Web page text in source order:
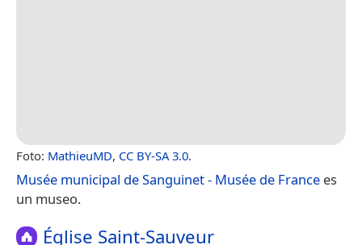
Foto: MathieuMD, CC BY-SA 3.0.
Musée municipal de Sanguinet - Musée de France es
un museo.
Église Saint-Sauveur